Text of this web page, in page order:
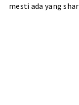
mesti ada yang